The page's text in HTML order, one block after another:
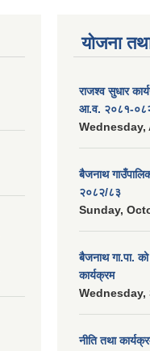
योजना
राजश्व सुधार
आ.व. २०८१-
Wednesday,
बैजनाथ
२०८२/८३
Sunday,
बैजनाथ गा.पा.
कार्यक्रम
Wednesday,
नीति तथा